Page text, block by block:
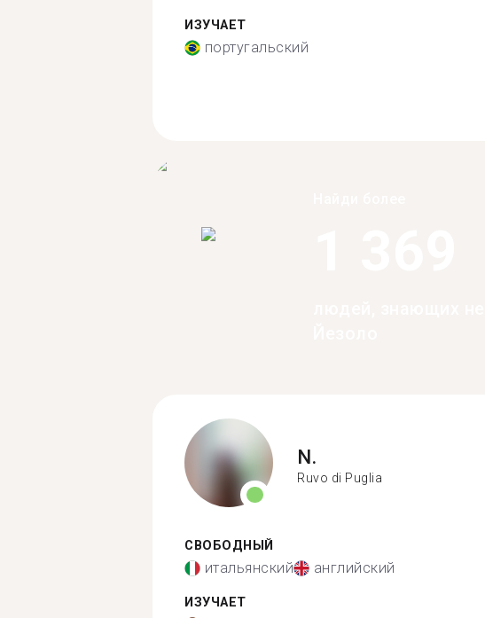
ИЗУЧАЕТ
португальский
N.
Ruvo di Puglia
СВОБОДНЫЙ
итальянский английский
ИЗУЧАЕТ